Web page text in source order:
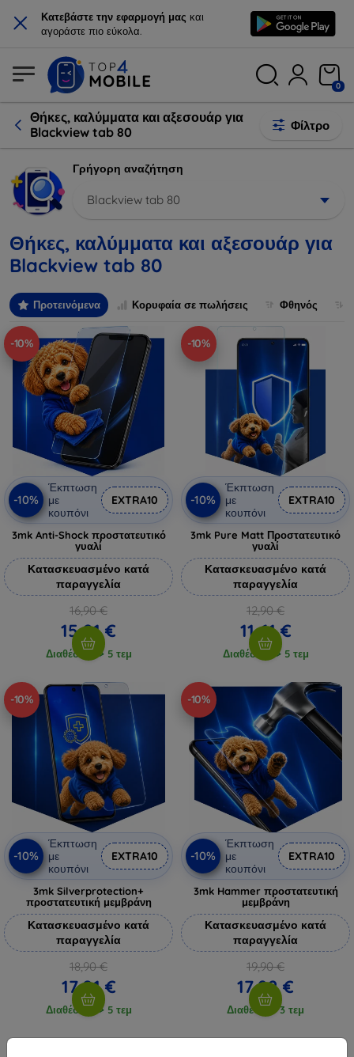
× Κατεβάστε την εφαρμογή μας και
αγοράστε πιο εύκολα.
0
Θήκες, καλύμματα και αξεσουάρ για
Blackview tab 80
Φίλτρο
Γρήγορη αναζήτηση
Blackview tab 80
Θήκες, καλύμματα και αξεσουάρ για
Blackview tab 80
Προτεινόμενα Κορυφαία σε πωλήσεις Φθηνός
-10%
-10%
Έκπτωση
με
κουπόνι
EXTRA10
3mk Anti-Shock προστατευτικό
γυαλί
Κατασκευασμένο κατά
παραγγελία
16,90 €
15,21 €
Διαθέσιμο > 5 τεμ
-10%
-10%
Έκπτωση
με
κουπόνι
EXTRA10
3mk Pure Matt Προστατευτικό
γυαλί
Κατασκευασμένο κατά
παραγγελία
12,90 €
11,61 €
Διαθέσιμο > 5 τεμ
-10%
-10%
Έκπτωση
με
κουπόνι
EXTRA10
3mk Silverprotection+
προστατευτική μεμβράνη
Κατασκευασμένο κατά
παραγγελία
18,90 €
17,01 €
Διαθέσιμο > 5 τεμ
-10%
-10%
Έκπτωση
με
κουπόνι
EXTRA10
3mk Hammer προστατευτική
μεμβράνη
Κατασκευασμένο κατά
παραγγελία
19,90 €
17,92 €
Διαθέσιμο 3 τεμ